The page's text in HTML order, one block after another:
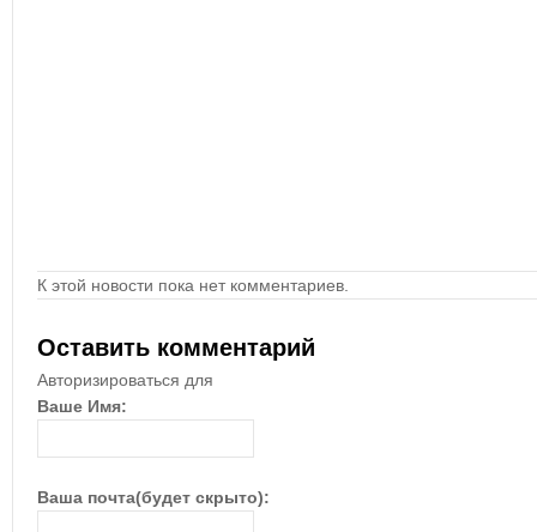
К этой новости пока нет комментариев.
Оставить комментарий
Авторизироваться для
Ваше Имя:
Ваша почта(будет скрыто):